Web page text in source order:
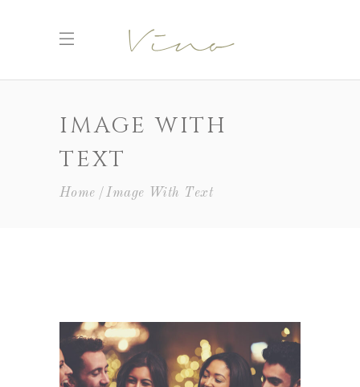
IMAGE WITH
TEXT
Home Image With Text